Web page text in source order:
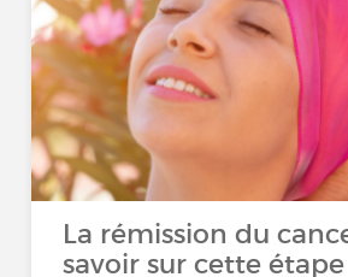
La rémission du
savoir sur cette étape